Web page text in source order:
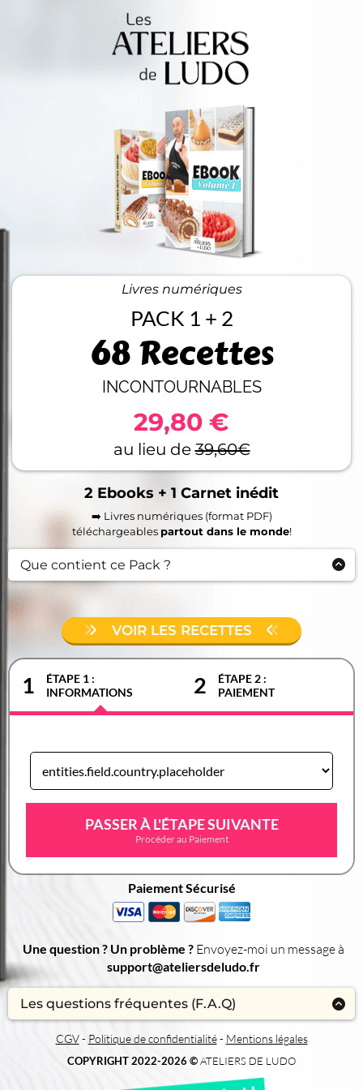
Livres numériques
PACK 1 + 2
68 Recettes
INCONTOURNABLES
29,80 €
au lieu de39,60€
2 Ebooks + 1 Carnet inédit
➡️ Livres numériques (format PDF)
téléchargeables partout dans le monde!
Que contient ce Pack ?
Ebook 1– 30 recettes
Carnet n°1– 8 recettes exclusives
VOIR LES RECETTES
1
ÉTAPE 1 :
INFORMATIONS
2
ÉTAPE 2 :
PAIEMENT
PASSER À L'ÉTAPE SUIVANTE
Procéder au Paiement
Paiement Sécurisé
Une question ? Un problème ? Envoyez-moi un message à
support@ateliersdeludo.fr
Les questions fréquentes (F.A.Q)
1/ S'agit-il d'un livre "papier" ?
télécharger. Il est toutefois possible de l'imprimer chez soi.
CGV- Politique de confidentialité- Mentions légales
COPYRIGHT 2022-2026 ©ATELIERS DE LUDO​